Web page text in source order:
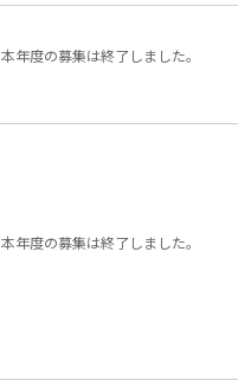
本年度の募集は終了しました。
本年度の募集は終了しました。